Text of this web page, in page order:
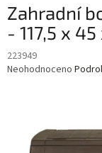
Zahradní
- 117,5 x
223949
Průměrné
Neohodnoceno